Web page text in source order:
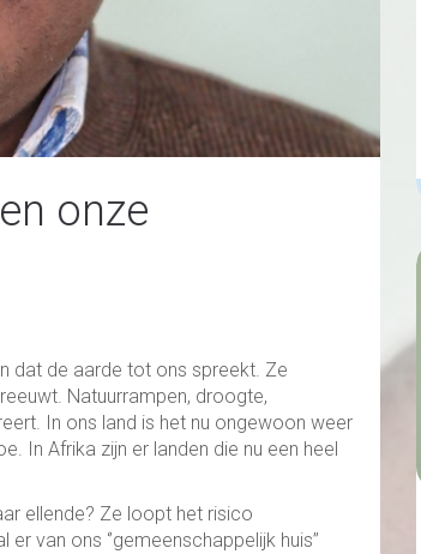
onze
dat de aarde tot ons spreekt. Ze
Natuurrampen, droogte,
In ons land is het nu ongewoon weer
In Afrika zijn er landen die nu een heel
ellende? Ze loopt het risico
van ons ‘’gemeenschappelijk huis’’